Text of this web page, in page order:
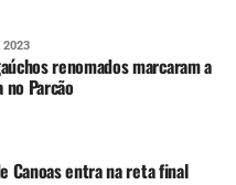
2023
renomados marcaram a
Parcão
Canoas entra na reta final